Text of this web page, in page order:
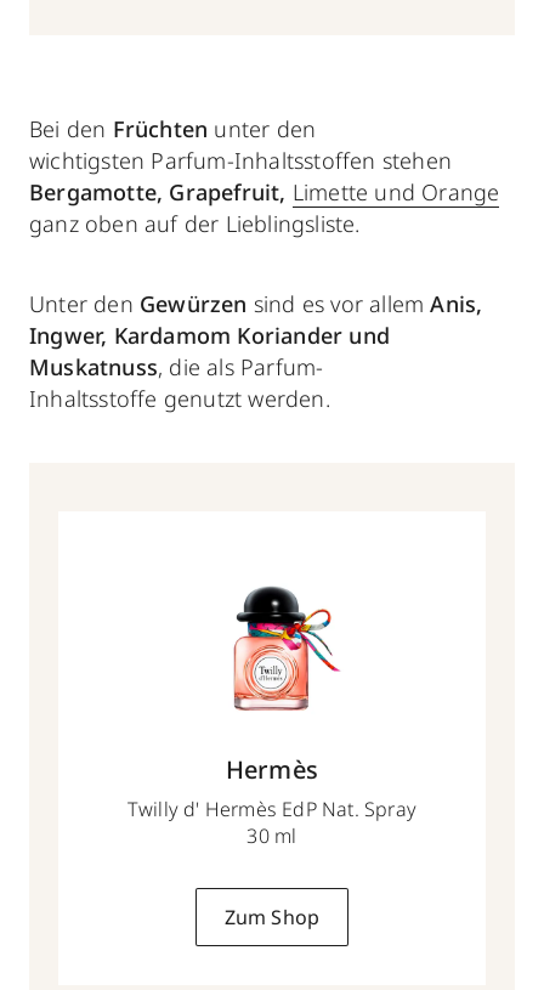
Bei den Früchten unter den
wichtigsten Parfum-Inhaltsstoffen stehen
Bergamotte, Grapefruit, Limette und Orange
ganz oben auf der Lieblingsliste.
Unter den Gewürzen sind es vor allemAnis,
Ingwer, Kardamom Koriander und
Muskatnuss, die als Parfum-
Inhaltsstoffe genutzt werden.
Hermès
Twilly d' Hermès EdP Nat. Spray
30 ml
Zum Shop